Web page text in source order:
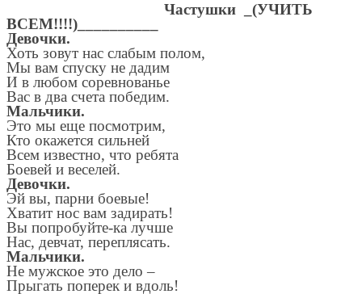
Частушки _(УЧИТЬ
ВСЕМ!!!!)__________
Девочки.
Хоть зовут нас слабым полом,
Мы вам спуску не дадим
И в любом соревнованье
Вас в два счета победим.
Мальчики.
Это мы еще посмотрим,
Кто окажется сильней
Всем известно, что ребята
Боевей и веселей.
Девочки.
Эй вы, парни боевые!
Хватит нос вам задирать!
Вы попробуйте-ка лучше
Нас, девчат, переплясать.
Мальчики.
Не мужское это дело –
Прыгать поперек и вдоль!